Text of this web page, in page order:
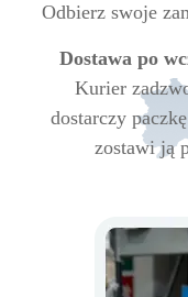
Odbierz swoje
Dostawa po
Kurier
dostarczy
zostawi ją